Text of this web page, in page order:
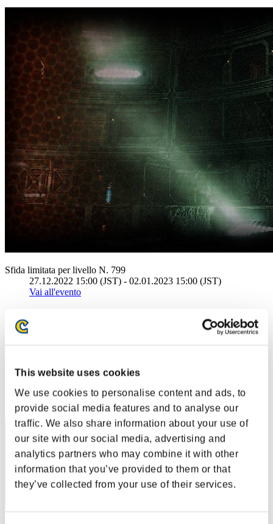
This website uses cookies
We use cookies to personalise content and ads, to
provide social media features and to analyse our
traffic. We also share information about your use of
our site with our social media, advertising and
analytics partners who may combine it with other
information that you’ve provided to them or that
they’ve collected from your use of their services.
Sfida limitata per livello N. 799
27.12.2022 15:00 (JST) - 02.01.2023 15:00 (JST)
Vai all'evento
(Le classifiche sono aggiornate ogni 6 ore)
Classifiche
Posizione
11